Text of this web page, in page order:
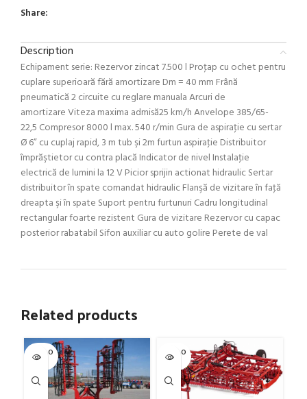
Share:
Description
Echipament serie: Rezervor zincat 7.500 l Proţap cu ochet pentru
cuplare superioară fără amortizare Dm = 40 mm Frână
pneumatică 2 circuite cu reglare manuala Arcuri de
amortizare Viteza maxima admisă25 km/h Anvelope 385/65-
22,5 Compresor 8000 l max. 540 r/min Gura de aspiraţie cu sertar
Ø 6” cu cuplaj rapid, 3 m tub şi 2m furtun aspiraţie Distribuitor
împrăştietor cu contra placă Indicator de nivel Instalaţie
electrică de lumini la 12 V Picior sprijin actionat hidraulic Sertar
distribuitor în spate comandat hidraulic Flanşă de vizitare în faţă
dreapta şi în spate Suport pentru furtunuri Cadru longitudinal
rectangular foarte rezistent Gura de vizitare Rezervor cu capac
posterior rabatabil Sifon auxiliar cu auto golire Perete de val
Related products
SOLD O
UT
SOLD O
UT